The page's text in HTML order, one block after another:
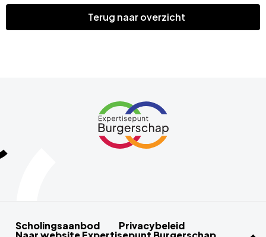
Terug naar overzicht
Scholingsaanbod Privacybeleid